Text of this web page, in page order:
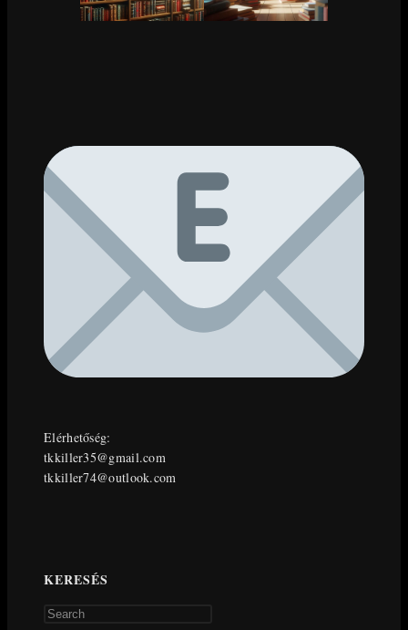
Elérhetőség:
tkkiller35@gmail.com
tkkiller74@outlook.com
KERESÉS